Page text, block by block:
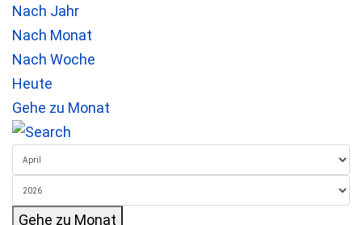
Nach Jahr
Nach Monat
Nach Woche
Heute
Gehe zu Monat
Gehe zu Monat